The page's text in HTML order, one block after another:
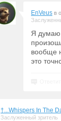
EnVeus в
Я думаю
вообще
это
†...Whispers In The
Заслуженный зритель